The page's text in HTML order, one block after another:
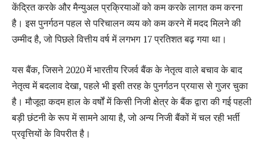
केंद्रित करके और मैन्युअल प्रक्रियाओं को कम करके लागत कम करना
है। इस पुनर्गठन पहल से परिचालन व्यय को कम करने में मदद मिलने की
उम्मीद है, जो पिछले वित्तीय वर्ष में लगभग 17 प्रतिशत बढ़ गया था।
यस बैंक, जिसने 2020 में भारतीय रिजर्व बैंक के नेतृत्व वाले बचाव के बाद
नेतृत्व में बदलाव देखा, पहले भी इसी तरह के पुनर्गठन प्रयास से गुजर चुका
है। मौजूदा कदम हाल के वर्षों में किसी निजी क्षेत्र के बैंक द्वारा की गई पहली
बड़ी छंटनी के रूप में सामने आया है, जो अन्य निजी बैंकों में चल रही भर्ती
प्रवृत्तियों के विपरीत है।